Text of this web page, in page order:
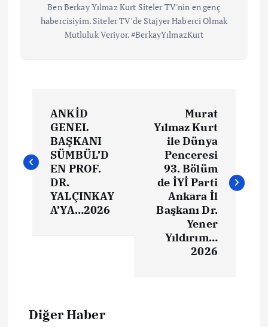
Ben Berkay Yılmaz Kurt Siteler TV'nin en genç
habercisiyim. Siteler TV'de Stajyer Haberci Olmak
Mutluluk Veriyor. #BerkayYılmazKurt
ANKİD
GENEL
BAŞKANI
SÜMBÜL’D
EN PROF.
DR.
YALÇINKAY
A’YA…2026
Murat
Yılmaz Kurt
ile Dünya
Penceresi
93. Bölüm
de İYİ Parti
Ankara İl
Başkanı Dr.
Yener
Yıldırım…
2026
Diğer Haber